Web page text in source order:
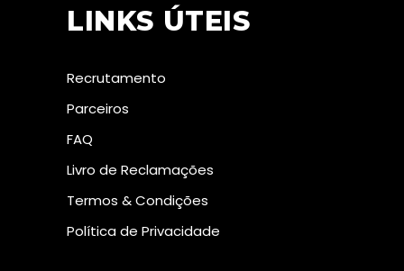
LINKS ÚTEIS
Recrutamento
Parceiros
FAQ
Livro de Reclamações
Termos & Condições
Política de Privacidade